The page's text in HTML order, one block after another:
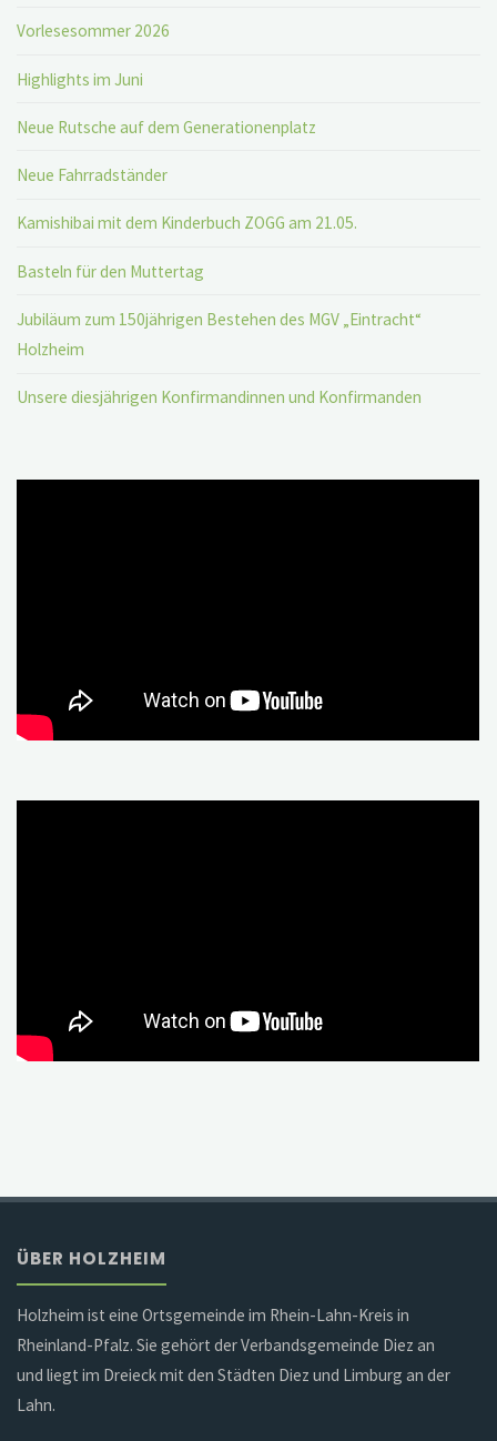
Vorlesesommer 2026
Highlights im Juni
Neue Rutsche auf dem Generationenplatz
Neue Fahrradständer
Kamishibai mit dem Kinderbuch ZOGG am 21.05.
Basteln für den Muttertag
Jubiläum zum 150jährigen Bestehen des MGV „Eintracht“
Holzheim
Unsere diesjährigen Konfirmandinnen und Konfirmanden
ÜBER HOLZHEIM
Holzheim ist eine Ortsgemeinde im Rhein-Lahn-Kreis in
Rheinland-Pfalz. Sie gehört der Verbandsgemeinde Diez an
und liegt im Dreieck mit den Städten Diez und Limburg an der
Lahn.